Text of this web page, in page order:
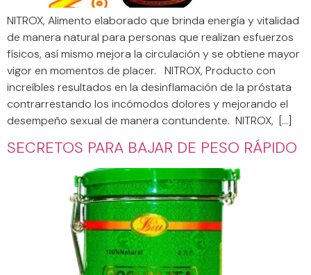
NITROX, Alimento elaborado que brinda energía y vitalidad
de manera natural para personas que realizan esfuerzos
físicos, así mismo mejora la circulación y se obtiene mayor
vigor en momentos de placer. NITROX, Producto con
increíbles resultados en la desinflamación de la próstata
contrarrestando los incómodos dolores y mejorando el
desempeño sexual de manera contundente. NITROX, […]
SECRETOS PARA BAJAR DE PESO RÁPIDO